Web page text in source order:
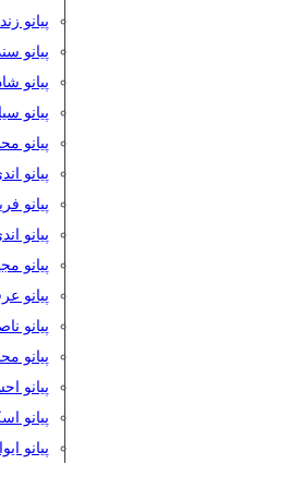
پیانو
پیانو
پیانو
پیانو
پیانو
پیانو
پیانو
پیانو
پیانو
پیانو
پیانو
پیانو
پیانو
پیانو
پیانو